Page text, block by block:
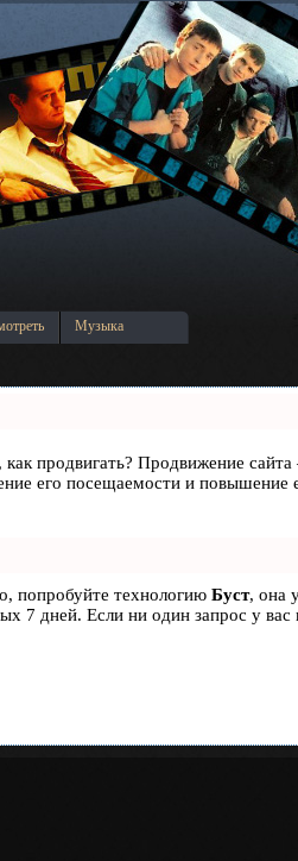
Музыка
продвигать? Продвижение сайта
его посещаемости и повышение
попробуйте технологию Буст, она
7 дней. Если ни один запрос у вас